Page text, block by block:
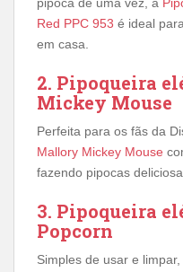
pipoca de uma vez, a
Red PPC 953 é ideal
em casa.
2. Pipoqueira
Mickey Mouse
Perfeita para os fãs da
Mallory Mickey Mouse
fazendo pipocas
3. Pipoqueira
Popcorn
Simples de usar e limpar,